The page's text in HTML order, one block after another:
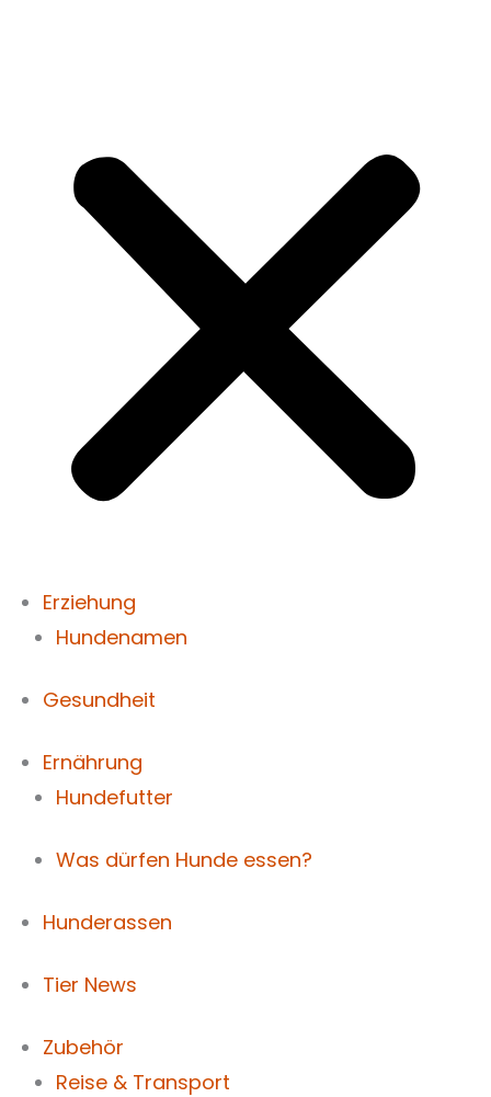
Erziehung
Hundenamen
Gesundheit
Ernährung
Hundefutter
Was dürfen Hunde essen?
Hunderassen
Tier News
Zubehör
Reise & Transport